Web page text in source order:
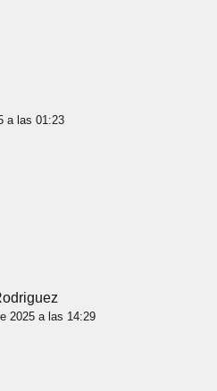
a las 01:23
2025 a las 14:29